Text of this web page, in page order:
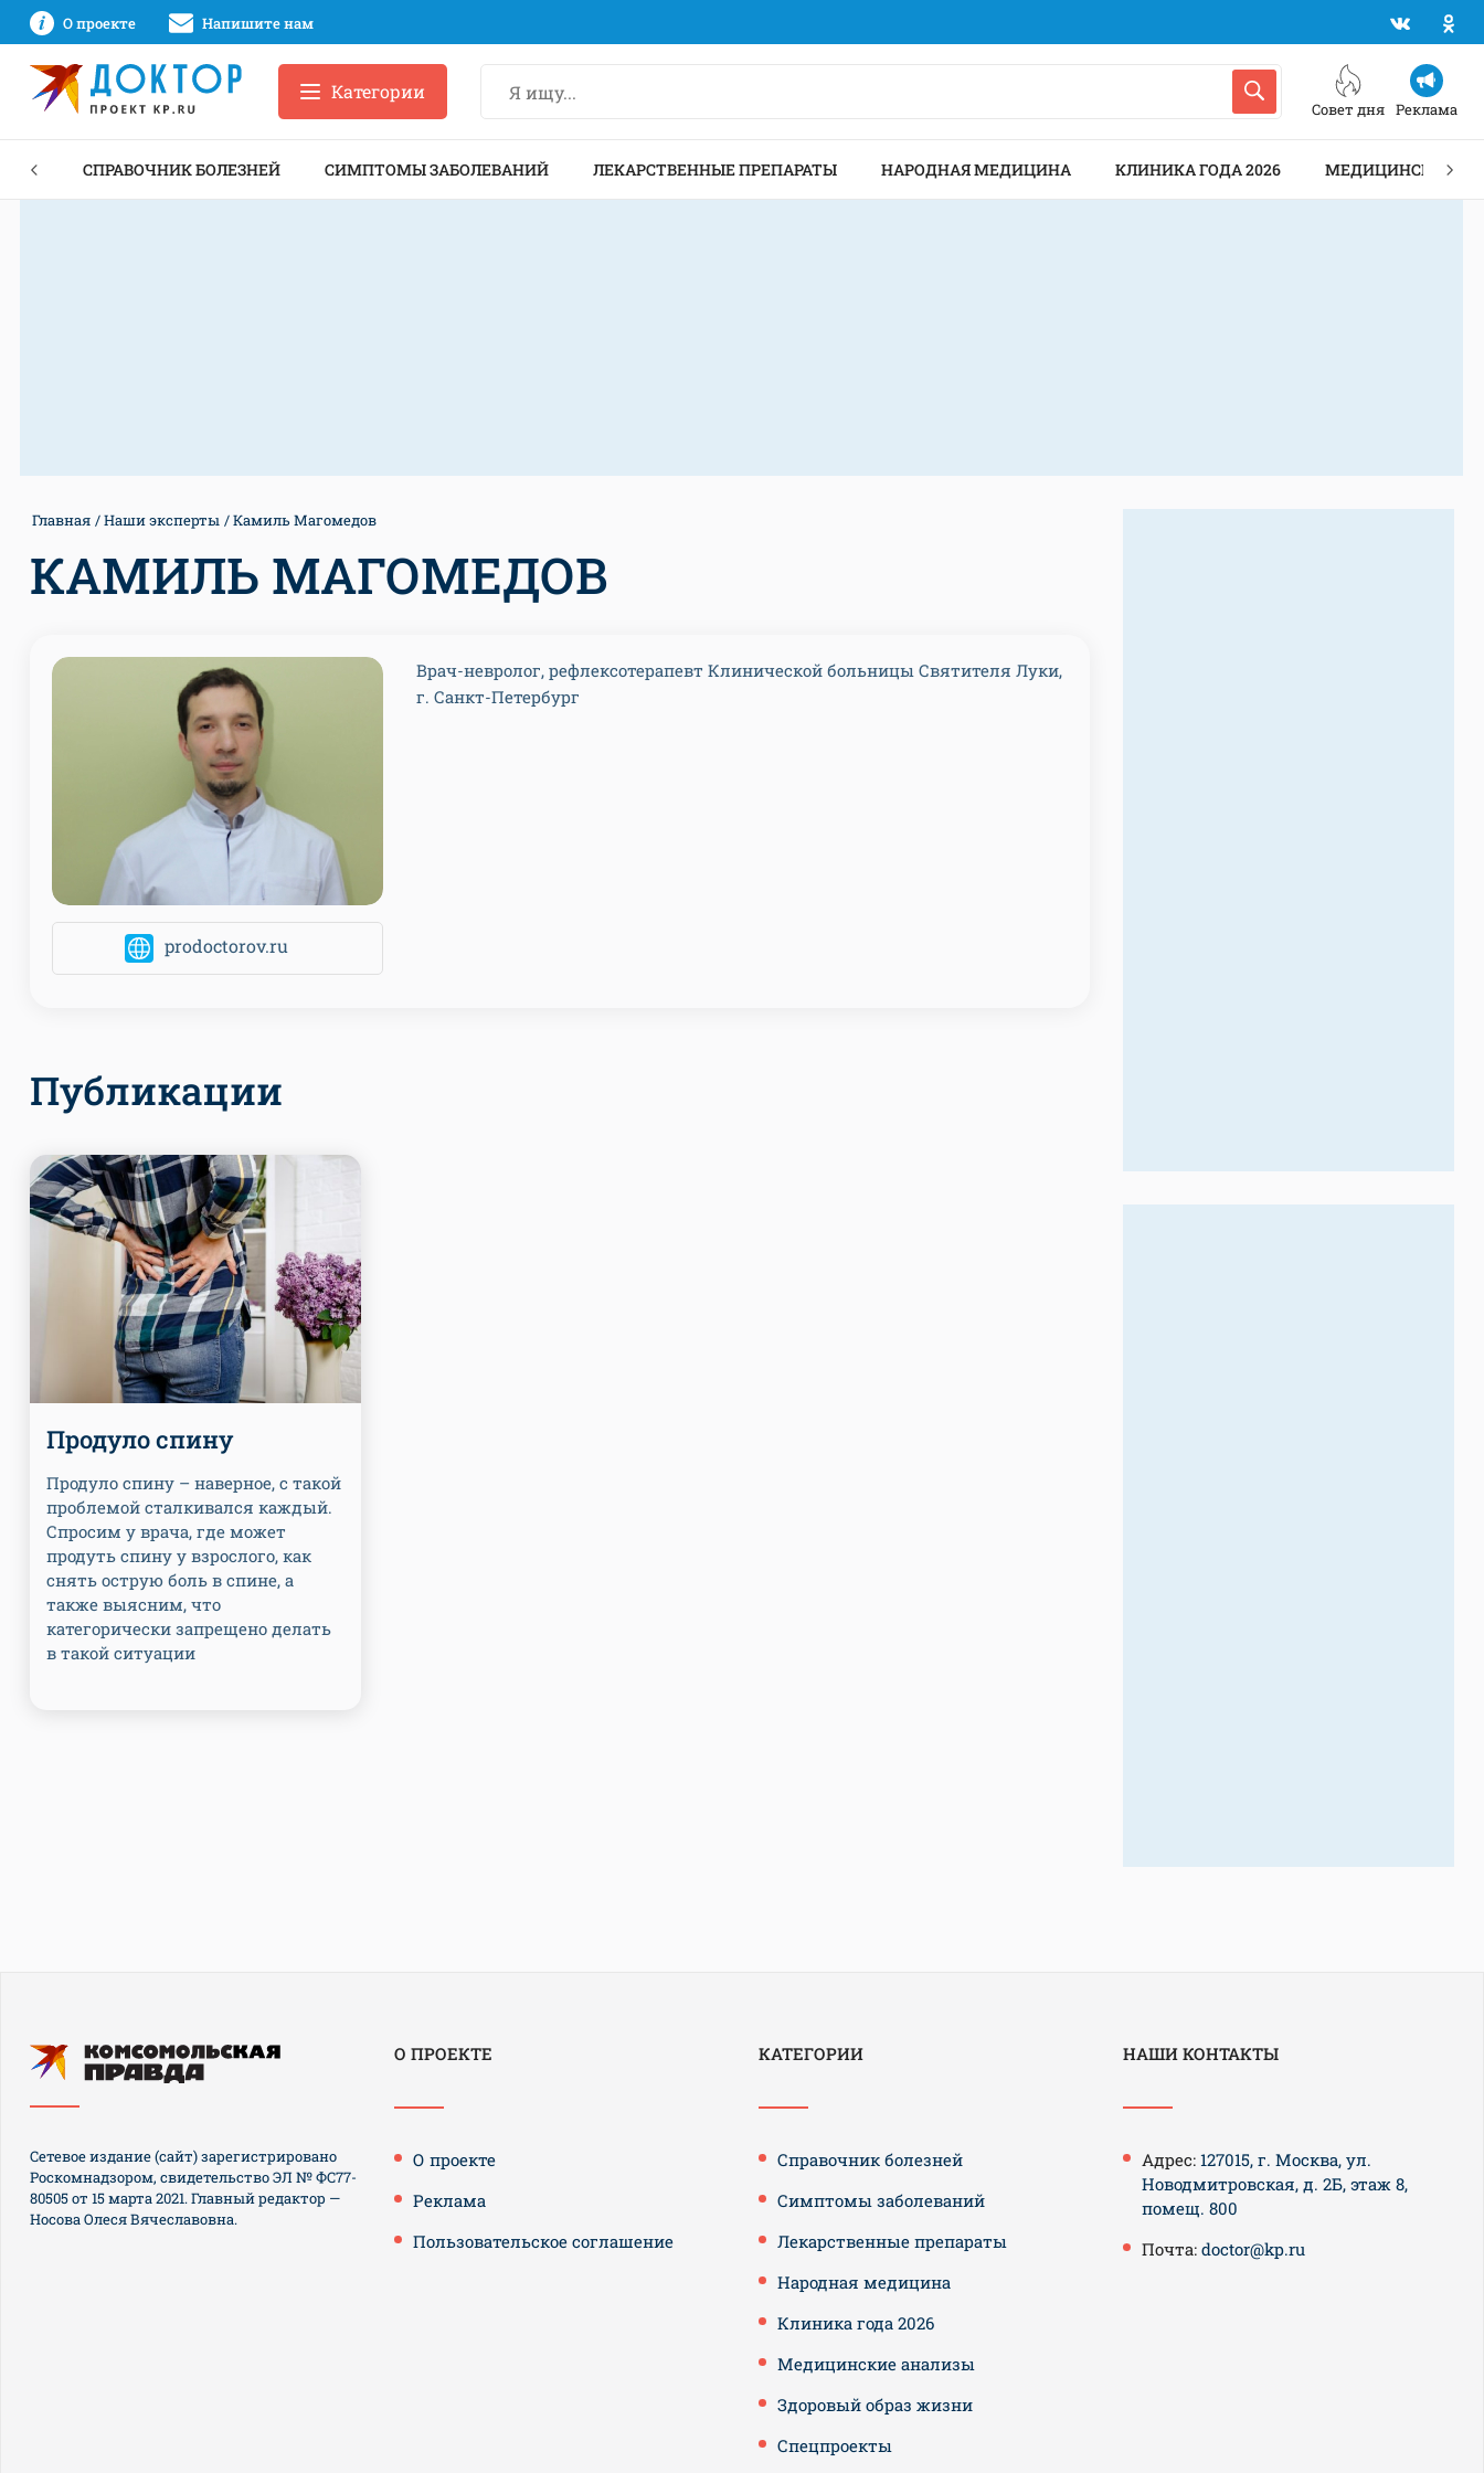
О проекте Напишите нам
Совет дня Реклама
Категории
СПРАВОЧНИК БОЛЕЗНЕЙ СИМПТОМЫ ЗАБОЛЕВАНИЙ ЛЕКАРСТВЕННЫЕ ПРЕПАРАТЫ НАРОДНАЯ МЕДИЦИНА КЛИНИКА ГОДА 2026 МЕДИЦИНСКИЕ
Главная Наши эксперты Камиль Магомедов
КАМИЛЬ МАГОМЕДОВ
prodoctorov.ru
Врач-невролог, рефлексотерапевт Клинической больницы Святителя Луки,
г. Санкт-Петербург
Публикации
Продуло спину
Продуло спину – наверное, с такой
проблемой сталкивался каждый.
Спросим у врача, где может
продуть спину у взрослого, как
снять острую боль в спине, а
также выясним, что
категорически запрещено делать
в такой ситуации
О ПРОЕКТЕ
О проекте
Реклама
Пользовательское соглашение
КАТЕГОРИИ
Справочник болезней
Симптомы заболеваний
Лекарственные препараты
Народная медицина
Клиника года 2026
Медицинские анализы
Здоровый образ жизни
Спецпроекты
НАШИ КОНТАКТЫ
Адрес: 127015, г. Москва, ул.
Новодмитровская, д. 2Б, этаж 8,
помещ. 800
Почта: doctor@kp.ru
Сетевое издание (сайт) зарегистрировано
Роскомнадзором, свидетельство ЭЛ № ФС77-
80505 от 15 марта 2021. Главный редактор —
Носова Олеся Вячеславовна.